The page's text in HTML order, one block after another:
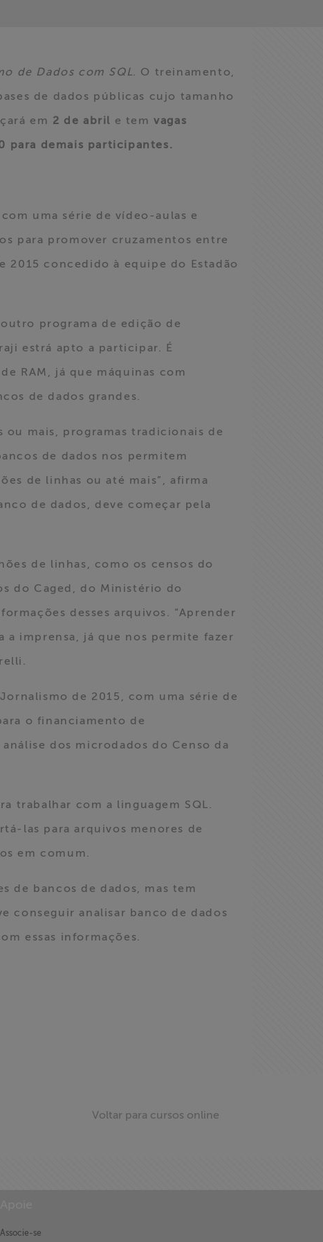
de Dados com SQL. O treinamento,
de dados públicas cujo tamanho
em 2 de abril e temvagas
para demais participantes.
uma série de vídeo-aulas e
para promover cruzamentos entre
2015 concedido à equipe do Estadão
programa de edição de
estrá apto a participar. É
RAM, já que máquinas com
de dados grandes.
ou mais, programas tradicionais de
de dados nos permitem
de linhas ou até mais”, afirma
de dados, deve começar pela
de linhas, como os censos do
do Caged, do Ministério do
desses arquivos. “Aprender
a imprensa, já que nos permite fazer
de 2015, com uma série de
o financiamento de
dos microdados do Censo da
trabalhar com a linguagem SQL.
las para arquivos menores de
em comum.
de bancos de dados, mas tem
conseguir analisar banco de dados
essas informações.
Voltar para cursos online
Associe-se